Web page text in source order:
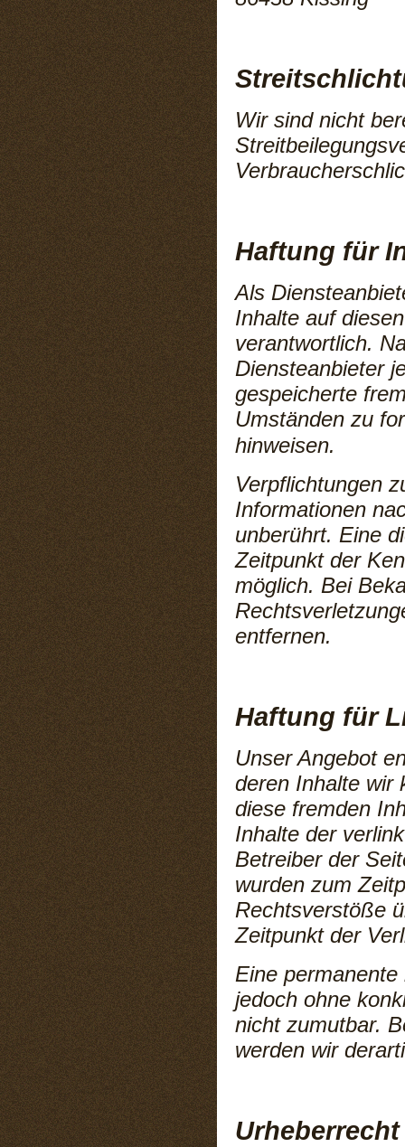
Wir sind nicht
Haftung für
Als
Inhalte auf
verantwortlich.
Diensteanbieter
gespeicherte
Umständen zu
hinweisen.
Verpflichtungen
Informationen
unberührt. Eine
Zeitpunkt der
möglich. Bei
entfernen.
Haftung für
Unser Angebot
deren Inhalte wir
diese fremden
Inhalte der
Betreiber der
wurden zum
Rechtsverstöße
Zeitpunkt der
Eine
jedoch ohne
nicht zumutbar.
werden wir
Urheberrecht